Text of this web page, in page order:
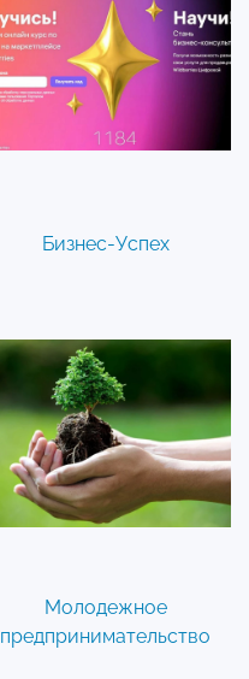
Бизнес-Успех
Молодежное
предпринимательство